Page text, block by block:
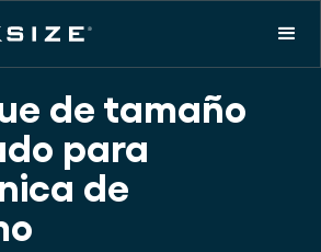
de tamaño
para
de